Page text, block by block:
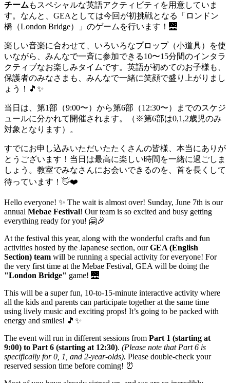
チーム もスペシャルな英語アクティビティを用意していま
す。なんと、GEAとしては今回が初挑戦となる「ロンドン
橋（London Bridge）」のゲームを行います！🌉
楽しい音楽に合わせて、いろいろなプロップ（小道具）を使
いながら、みんなで一斉に参加できる10〜15分間のインタラ
クティブなお楽しみタイムです。英語が初めてのお子様も、
保護者のみなさまも、みんなで一緒に笑顔で盛り上がりまし
ょう！🎵✨
当日は、第1部（9:00〜）から第6部（12:30〜）までのスケジ
ュールに分かれて開催されます。（※第6部は0,1,2歳児のみ
対象となります）。
すでにお申し込みいただいたたくさんの皆様、本当にありが
とうございます！当日は最高に楽しい時間を一緒に過ごしま
しょう。教室でみなさんにお会いできるのを、首を長くして
待っています！👋❤️
Hello everyone! ✨ The wait is almost over! Sunday, June 7th is our
annual Mebae Festival! Our team is so excited and busy getting
everything ready for you! 🤗🎉
At the festival this year, along with the wonderful crafts and fun
activities hosted by the Japanese section, ourGEA (English
Section) team will be running a special activity for everyone! For
the very first time at the Mebae Festival, GEA will be doing the
"London Bridge" game! 🌉
This will be a super fun, 10-to-15-minute interactive activity where
all the kids and parents can participate together at the same time
using lively music and exciting props! It’s going to be packed with
energy and smiles! 🎵✨
The event will run in different sessions from Part 1 (starting at
9:00) to Part 6 (starting at 12:30). (Please note that Part 6 is
specifically for 0, 1, and 2-year-olds). Please double-check your
reserved session time before coming! ⏰